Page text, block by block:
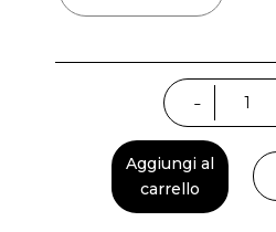
Atlas
quantità
-
Aggiungi al
carrello